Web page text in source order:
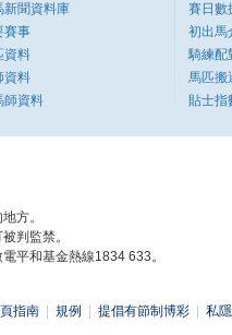
新聞資料庫
賽事
資料
資料
師資料
賽日數
初出馬
騎練配
馬匹搬
貼士指
方。
判監禁。
平和基金熱線1834 633。
指南 規例 提倡有節制博彩 私